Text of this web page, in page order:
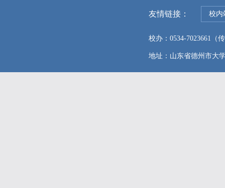
友情链接： 校内
校办：0534-7023661（
地址：山东省德州市大